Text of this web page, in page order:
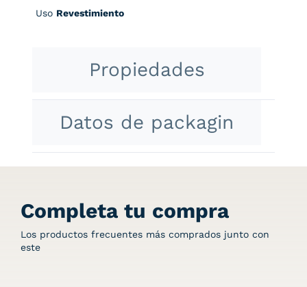
Uso Revestimiento
Propiedades
Datos de packagin
Completa tu compra
Los productos frecuentes más comprados junto con
este